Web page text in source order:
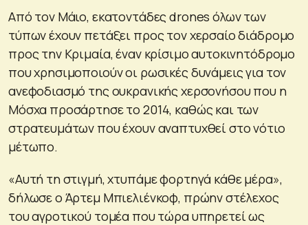
Από τον Μάιο, εκατοντάδες drones όλων των
τύπων έχουν πετάξει προς τον χερσαίο διάδρομο
προς την Κριμαία, έναν κρίσιμο αυτοκινητόδρομο
που χρησιμοποιούν οι ρωσικές δυνάμεις για τον
ανεφοδιασμό της ουκρανικής χερσονήσου που η
Μόσχα προσάρτησε το 2014, καθώς και των
στρατευμάτων που έχουν αναπτυχθεί στο νότιο
μέτωπο.
«Αυτή τη στιγμή, χτυπάμε φορτηγά κάθε μέρα»,
δήλωσε ο Άρτεμ Μπιελιένκοφ, πρώην στέλεχος
του αγροτικού τομέα που τώρα υπηρετεί ως